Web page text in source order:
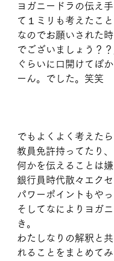
ヨガニードラの伝え
て１ミリも考えたこと
なのでお願いされた
でございましょう？？
ぐらいに口開けてぽ
ーん。でした。笑笑
でもよくよく考えたら
教員免許持ってたり
何かを伝えることは嫌
銀行員時代散々エクセ
パワーポイントもやっ
そしてなによりヨガ
き。
わたしなりの解釈と
れることをまとめて